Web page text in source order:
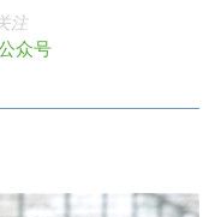
注
众号